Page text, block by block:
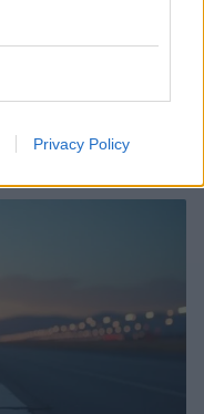
Privacy Policy